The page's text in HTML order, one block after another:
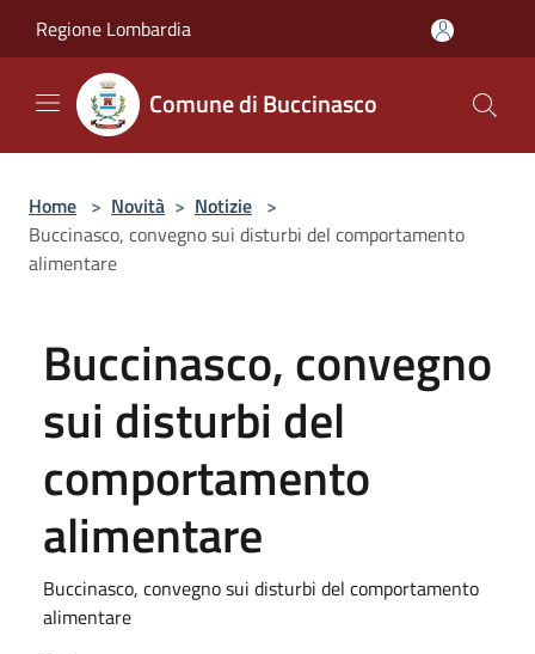
Regione Lombardia
Comune di Buccinasco
Home > Novità > Notizie >
Buccinasco, convegno sui disturbi del comportamento
alimentare
Buccinasco, convegno
sui disturbi del
comportamento
alimentare
Buccinasco, convegno sui disturbi del comportamento
alimentare